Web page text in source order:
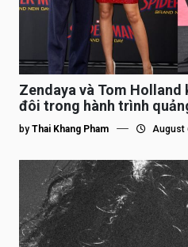
Zendaya và Tom
đôi trong hành trình
by Thai Khang Pham August